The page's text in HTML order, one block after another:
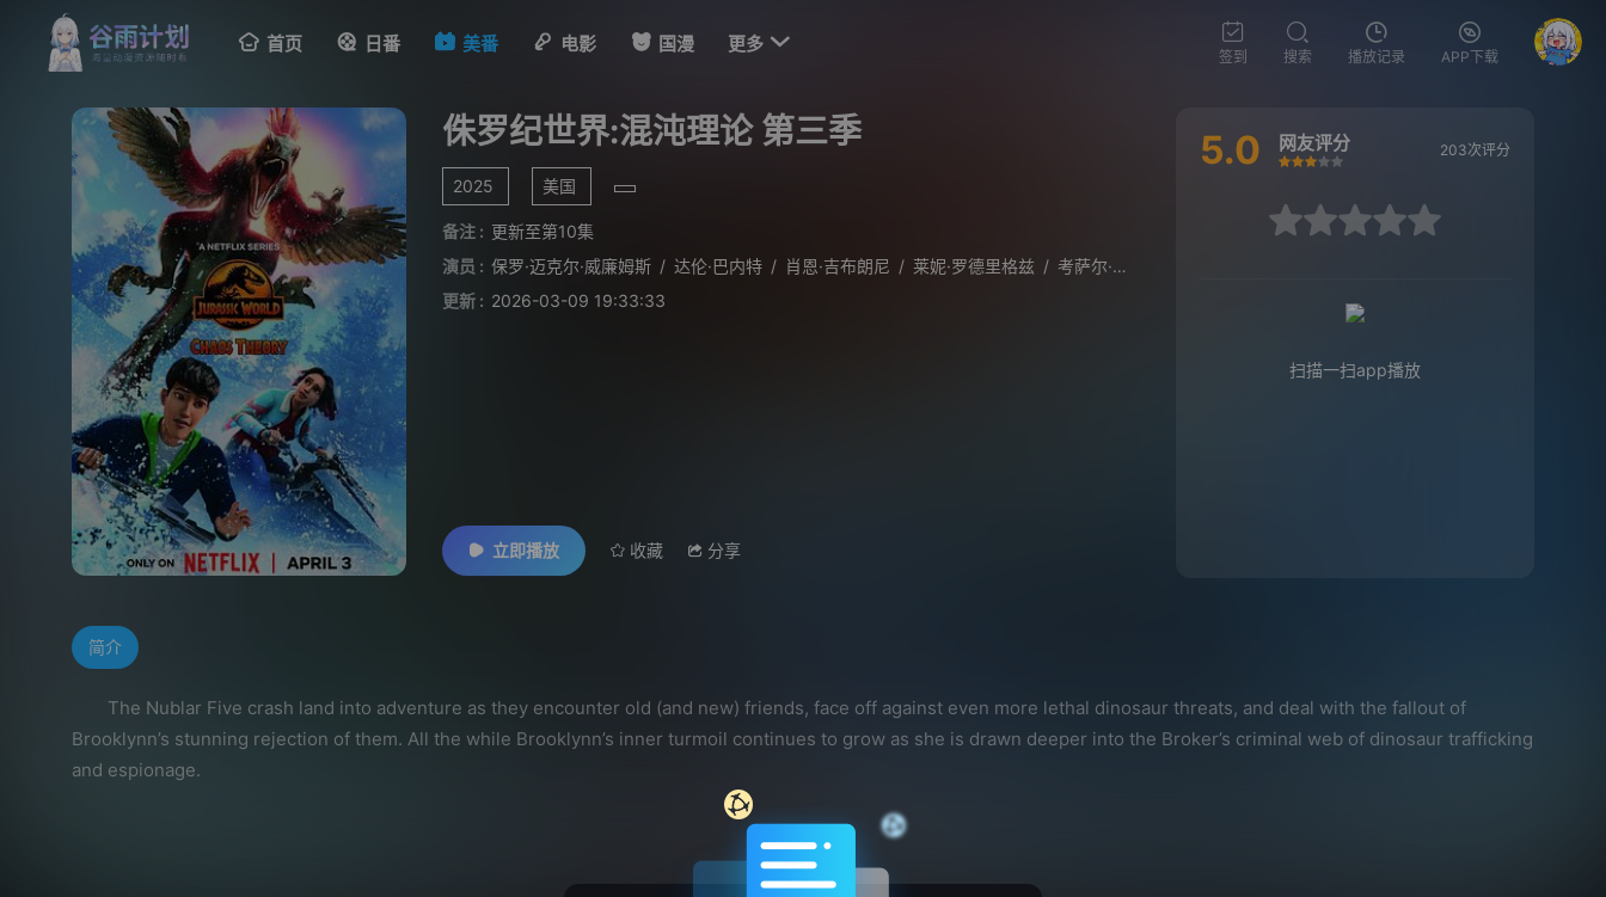
首页 日番 美番 电影 国漫 更多 
签到 搜索 播放记录 APP下载
侏罗纪世界:混沌理论 第三季
2025 美国
备注 : 更新至第10集
演员 : 保罗·迈克尔·威廉姆斯 / 达伦·巴内特 / 肖恩·吉布朗尼 / 莱妮·罗德里格兹 / 考萨尔·穆罕默德
更新 : 2026-03-09 19:33:33
立即播放 收藏 分享
5.0 网友评分
很差较差还行
推荐
力荐
203次评分
较差还行推荐力荐
扫描一扫app播放
简介
The Nublar Five crash land into adventure as they encounter old (and new) friends, face off against even more lethal dinosaur threats, and deal with the fallout of
Brooklynn’s stunning rejection of them. All the while Brooklynn’s inner turmoil continues to grow as she is drawn deeper into the Broker’s criminal web of dinosaur trafficking
and espionage.